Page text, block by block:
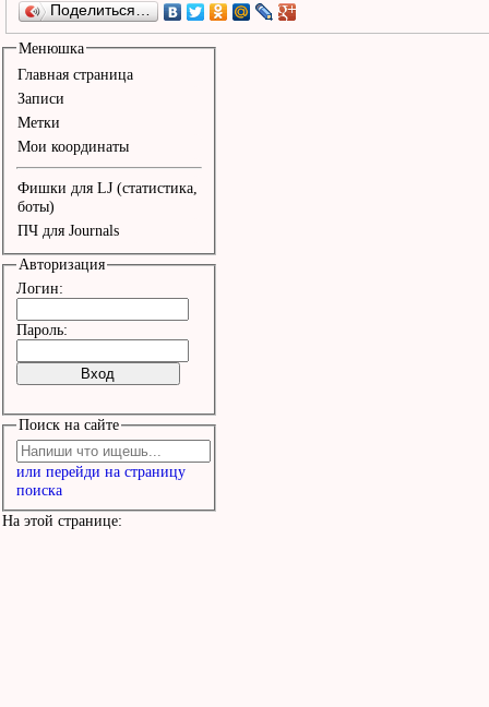
Поделиться…
Менюшка
Главная страница
Записи
Метки
Мои координаты
Фишки для LJ (статистика,
боты)
ПЧ для Journals
Авторизация
Логин:
Пароль:
Поиск на сайте
или перейди на страницу
поиска
На этой странице: